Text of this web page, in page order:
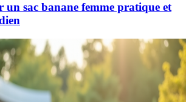
un sac banane femme pratique et